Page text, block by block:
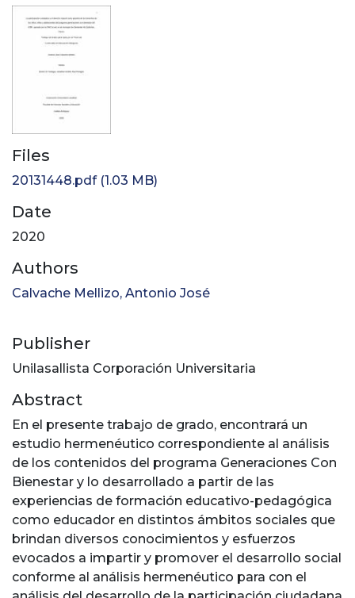
Files
20131448.pdf(1.03 MB)
Date
2020
Authors
Calvache Mellizo, Antonio José
Publisher
Unilasallista Corporación Universitaria
Abstract
En el presente trabajo de grado, encontrará un
estudio hermenéutico correspondiente al análisis
de los contenidos del programa Generaciones Con
Bienestar y lo desarrollado a partir de las
experiencias de formación educativo-pedagógica
como educador en distintos ámbitos sociales que
brindan diversos conocimientos y esfuerzos
evocados a impartir y promover el desarrollo social
conforme al análisis hermenéutico para con el